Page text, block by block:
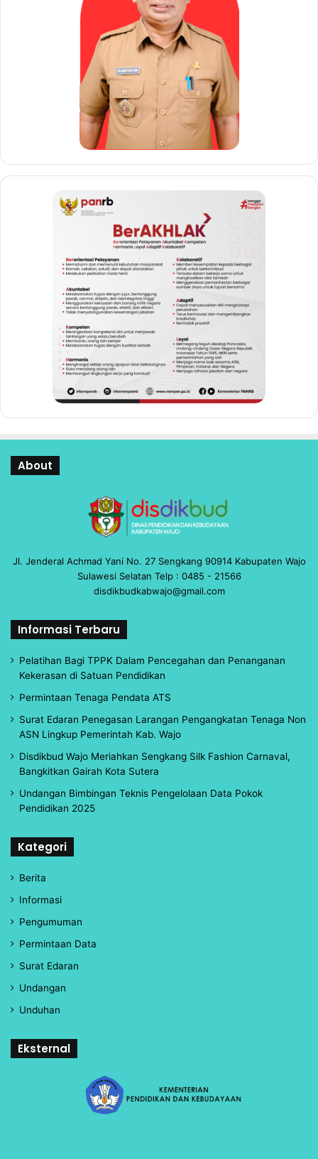
About
Jl. Jenderal Achmad Yani No. 27 Sengkang 90914 Kabupaten Wajo
Sulawesi Selatan Telp : 0485 - 21566
disdikbudkabwajo@gmail.com
Informasi Terbaru
Pelatihan Bagi TPPK Dalam Pencegahan dan Penanganan
Kekerasan di Satuan Pendidikan
Permintaan Tenaga Pendata ATS
Surat Edaran Penegasan Larangan Pengangkatan Tenaga Non
ASN Lingkup Pemerintah Kab. Wajo
Disdikbud Wajo Meriahkan Sengkang Silk Fashion Carnaval,
Bangkitkan Gairah Kota Sutera
Undangan Bimbingan Teknis Pengelolaan Data Pokok
Pendidikan 2025
Kategori
Berita
Informasi
Pengumuman
Permintaan Data
Surat Edaran
Undangan
Unduhan
Eksternal